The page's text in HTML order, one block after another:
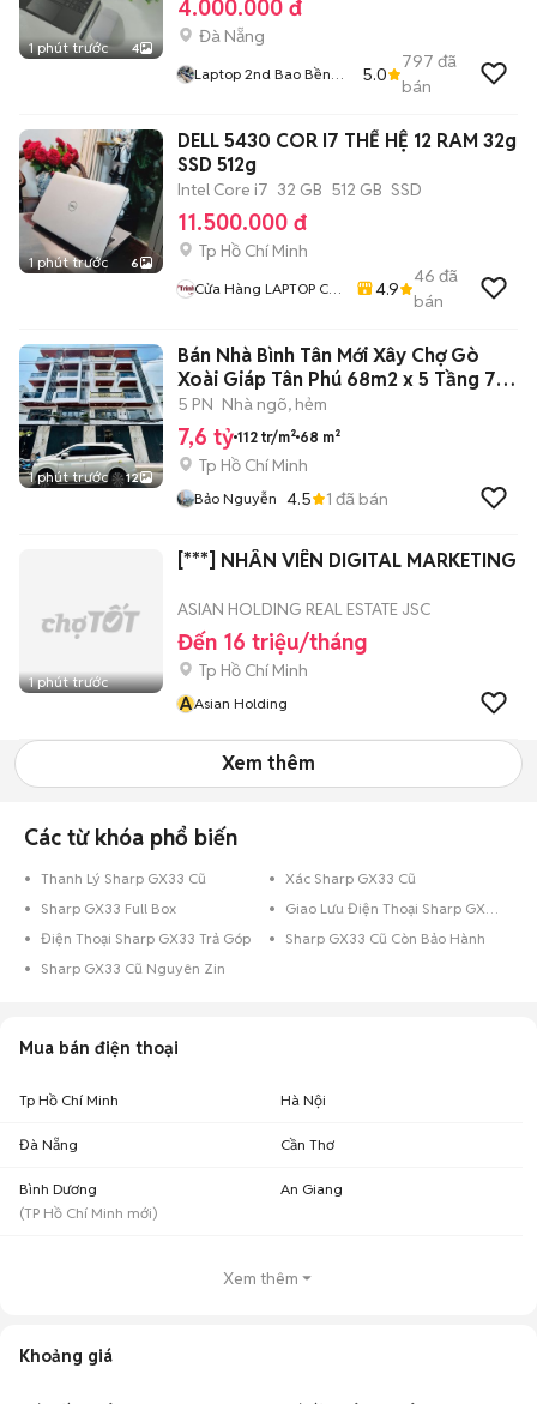
1 phút trước 4
4.000.000 đ
Đà Nẵng
Laptop 2nd Bao Bền
5.0
797 đã
bán
1 phút trước 6
DELL 5430 COR I7 THẾ HỆ 12 RAM 32g
SSD 512g
Intel Core i7 32 GB 512 GB SSD
11.500.000 đ
Tp Hồ Chí Minh
Cửa Hàng LAPTOP Cũ
4.9
46 đã
bán
1 phút trước 12
Bán Nhà Bình Tân Mới Xây Chợ Gò
Xoài Giáp Tân Phú 68m2 x 5 Tầng 7,6
Tỷ
5 PN Nhà ngõ, hẻm
7,6 tỷ 112 tr/m² 68 m²
Tp Hồ Chí Minh
Bảo Nguyễn 4.5 1 đã bán
1 phút trước
[***] NHÂN VIÊN DIGITAL MARKETING
ASIAN HOLDING REAL ESTATE JSC
Đến 16 triệu/tháng
Tp Hồ Chí Minh
AAsian Holding
Xem thêm
Các từ khóa phổ biến
Thanh Lý Sharp GX33 Cũ
Xác Sharp GX33 Cũ
Sharp GX33 Full Box
Giao Lưu Điện Thoại Sharp GX33
Điện Thoại Sharp GX33 Trả Góp
Sharp GX33 Cũ Còn Bảo Hành
Sharp GX33 Cũ Nguyên Zin
Mua bán điện thoại
Tp Hồ Chí Minh Hà Nội
Đà Nẵng Cần Thơ
Bình Dương
(TP Hồ Chí Minh mới)
An Giang
Xem thêm
Khoảng giá